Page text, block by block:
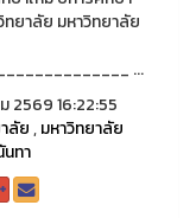
ยาลัย มหาวิทยาลัย
...
2569 16:22:55
ลัย,มหาวิทยาลัย
ทา